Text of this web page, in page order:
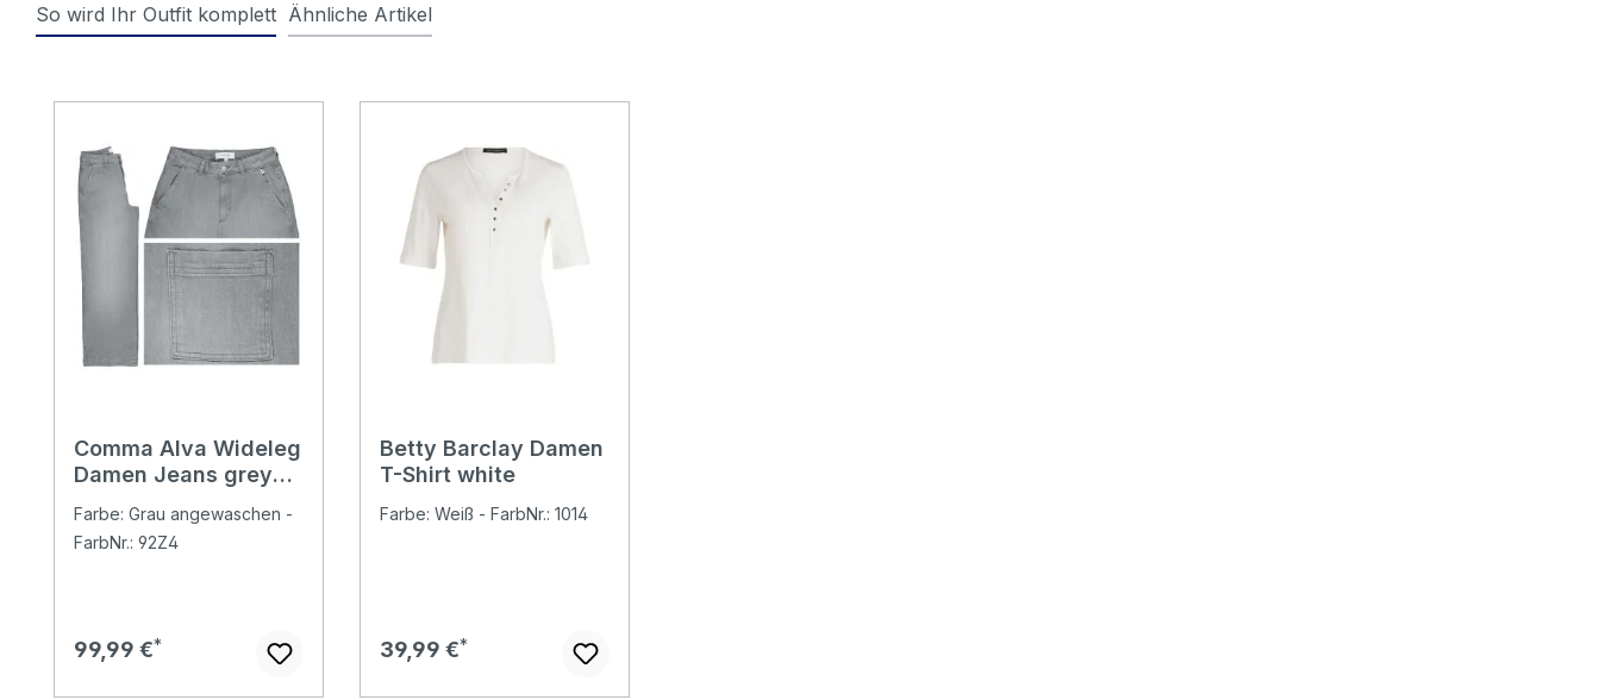
So wird Ihr Outfit komplett Ähnliche Artikel
Comma Alva Wideleg
Damen Jeans grey
Farbe: Grau angewaschen -
FarbNr.: 92Z4
Regulärer Preis:
99,99 €
Betty Barclay Damen
T-Shirt white
Farbe: Weiß - FarbNr.: 1014
Regulärer Preis:
39,99 €